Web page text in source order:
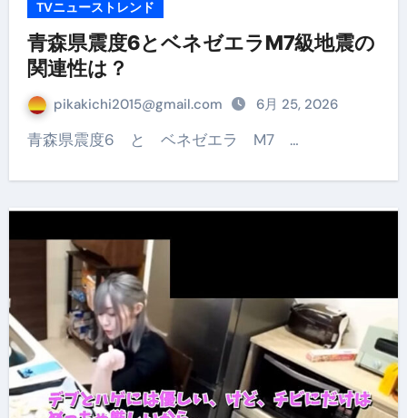
TVニューストレンド
青森県震度6とベネゼエラM7級地震の
関連性は？
pikakichi2015@gmail.com 6月 25, 2026
青森県震度6 と ベネゼエラ M7 …